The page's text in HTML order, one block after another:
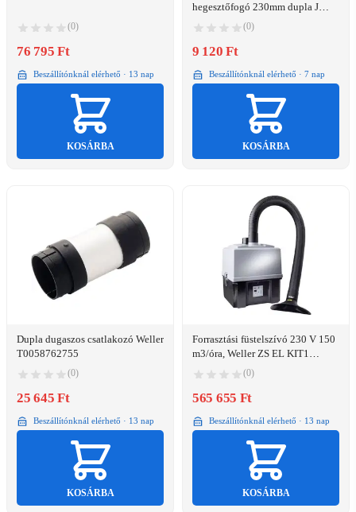
(0)
76 795 Ft
Beszállítónknál elérhető · 13 nap
KOSÁRBA
hegesztőfogó 230mm dupla J
(0)
9 120 Ft
Beszállítónknál elérhető · 7 nap
KOSÁRBA
Dupla dugaszos csatlakozó Weller
T0058762755
(0)
25 645 Ft
Beszállítónknál elérhető · 13 nap
KOSÁRBA
Forrasztási füstelszívó 230 V 150
m3/óra, Weller ZS EL KIT1
1x0F15 1xALFA 230V F/G
(0)
565 655 Ft
Beszállítónknál elérhető · 13 nap
KOSÁRBA